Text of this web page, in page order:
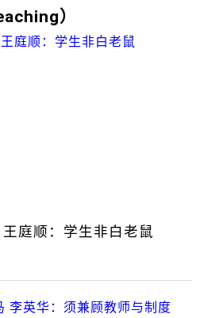
）
庭顺：学生非白老鼠